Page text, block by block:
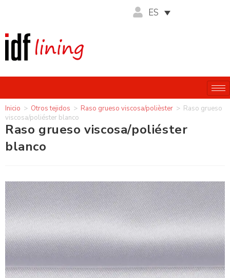
ES
Inicio > Otros tejidos > Raso grueso viscosa/polièster > Raso grueso
viscosa/poliéster blanco
Raso grueso viscosa/poliéster
blanco